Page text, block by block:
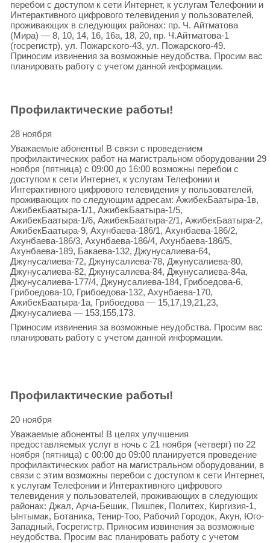
перебои с доступом к сети Интернет, к услугам Телефонии и
Интерактивного цифрового телевидения у пользователей,
проживающих в следующих районах: пр. Ч. Айтматова
(Мира) — 8, 10, 14, 16, 16а, 18, 20, пр. Ч.Айтматова-1
(госрегистр), ул. Пожарского-43, ул. Пожарского-49.
Приносим извинения за возможные неудобства. Просим вас
планировать работу с учетом данной информации.
Профилактические работы!
28 ноября
Уважаемые абоненты! В связи с проведением
профилактических работ на магистральном оборудовании 29
ноября (пятница) с 09:00 до 16:00 возможны перебои с
доступом к сети Интернет, к услугам Телефонии и
Интерактивного цифрового телевидения у пользователей,
проживающих по следующим адресам: АжибекБаатыра-1в,
АжибекБаатыра-1/1, АжибекБаатыра-1/5,
АжибекБаатыра-1/6, АжибекБаатыра-2/1, АжибекБаатыра-2,
АжибекБаатыра-9, Ахунбаева-186/1, Ахунбаева-186/2,
Ахунбаева-186/3, Ахунбаева-186/4, Ахунбаева-186/5,
Ахунбаева-189, Бакаева-132, Джунусалиева-64,
Джунусалиева-72, Джунусалиева-78, Джунусалиева-80,
Джунусалиева-82, Джунусалиева-84, Джунусалиева-84а,
Джунусалиева-177/4, Джунусалиева-184, Грибоедова-6,
Грибоедова-10, Грибоедова-132, Ахунбаева-170,
АжибекБаатыра-1а, Грибоедова — 15,17,19,21,23,
Джунусалиева — 153,155,173.
Приносим извинения за возможные неудобства. Просим вас
планировать работу с учетом данной информации.
Профилактические работы!
20 ноября
Уважаемые абоненты! В целях улучшения
предоставляемых услуг в ночь с 21 ноября (четверг) по 22
ноября (пятница) с 00:00 до 09:00 планируется проведение
профилактических работ на магистральном оборудовании, в
связи с этим возможны перебои с доступом к сети Интернет,
к услугам Телефонии и Интерактивного цифрового
телевидения у пользователей, проживающих в следующих
районах: Джал, Арча-Бешик, Пишпек, Политех, Киргизия-1,
Ынтымак, Ботаника, Тенир-Тоо, Рабочий Городок, Акун, Юго-
Западный, Госрегистр. Приносим извинения за возможные
неудобства. Просим вас планировать работу с учетом